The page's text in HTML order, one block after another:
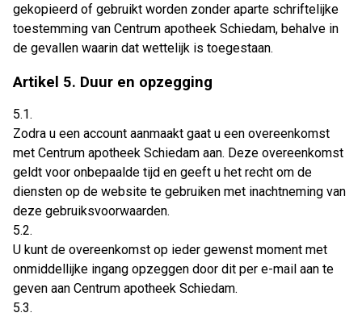
gekopieerd of gebruikt worden zonder aparte schriftelijke
toestemming van Centrum apotheek Schiedam, behalve in
de gevallen waarin dat wettelijk is toegestaan.
Artikel 5. Duur en opzegging
5.1.
Zodra u een account aanmaakt gaat u een overeenkomst
met Centrum apotheek Schiedam aan. Deze overeenkomst
geldt voor onbepaalde tijd en geeft u het recht om de
diensten op de website te gebruiken met inachtneming van
deze gebruiksvoorwaarden.
5.2.
U kunt de overeenkomst op ieder gewenst moment met
onmiddellijke ingang opzeggen door dit per e-mail aan te
geven aan Centrum apotheek Schiedam.
5.3.